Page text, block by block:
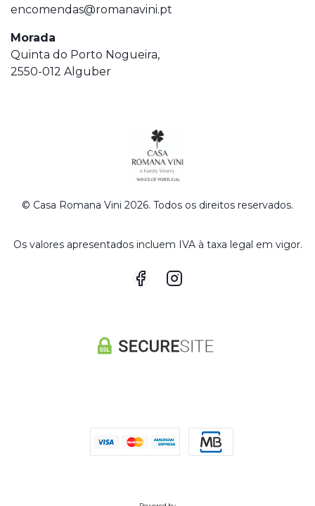
© Casa Romana Vini 2026. Todos os direitos reservados.
Os valores apresentados incluem IVA à taxa legal em vigor.
encomendas@romanavini.pt
Morada
Quinta do Porto Nogueira,
2550-012 Alguber